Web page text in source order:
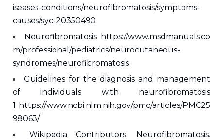
iseases-conditions/neurofibromatosis/symptoms-
causes/syc-20350490
Neurofibromatosis https://www.msdmanuals.co
m/professional/pediatrics/neurocutaneous-
syndromes/neurofibromatosis
Guidelines for the diagnosis and management
of individuals with neurofibromatosis
1 https://www.ncbi.nlm.nih.gov/pmc/articles/PMC25
98063/
Wikipedia Contributors. Neurofibromatosis.